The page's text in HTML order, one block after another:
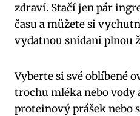
zdraví. Stačí jen pár
času a můžete si
vydatnou snídani plnou
Vyberte si své oblíbené
trochu mléka nebo vody
proteinový prášek nebo